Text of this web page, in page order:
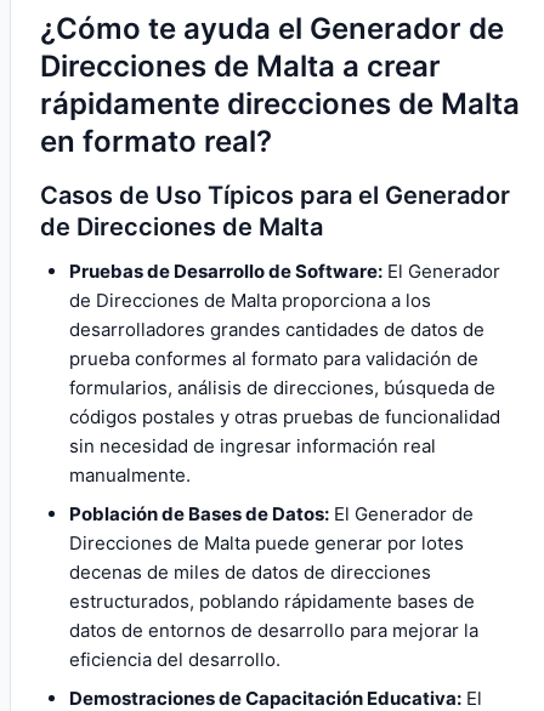
¿Cómo te ayuda el Generador de
Direcciones de Malta a crear
rápidamente direcciones de Malta
en formato real?
Casos de Uso Típicos para el Generador
de Direcciones de Malta
Pruebas de Desarrollo de Software: El Generador
de Direcciones de Malta proporciona a los
desarrolladores grandes cantidades de datos de
prueba conformes al formato para validación de
formularios, análisis de direcciones, búsqueda de
códigos postales y otras pruebas de funcionalidad
sin necesidad de ingresar información real
manualmente.
Población de Bases de Datos: El Generador de
Direcciones de Malta puede generar por lotes
decenas de miles de datos de direcciones
estructurados, poblando rápidamente bases de
datos de entornos de desarrollo para mejorar la
eficiencia del desarrollo.
Demostraciones de Capacitación Educativa: El